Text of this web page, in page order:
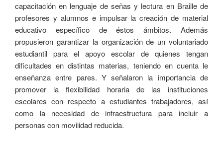
capacitación en lenguaje de señas y lectura en Braille de
profesores y alumnos e impulsar la creación de material
educativo específico de éstos ámbitos. Además
propusieron garantizar la organización de un voluntariado
estudiantil para el apoyo escolar de quienes tengan
dificultades en distintas materias, teniendo en cuenta le
enseñanza entre pares. Y señalaron la importancia de
promover la flexibilidad horaria de las instituciones
escolares con respecto a estudiantes trabajadores, así
como la necesidad de infraestructura para incluir a
personas con movilidad reducida.